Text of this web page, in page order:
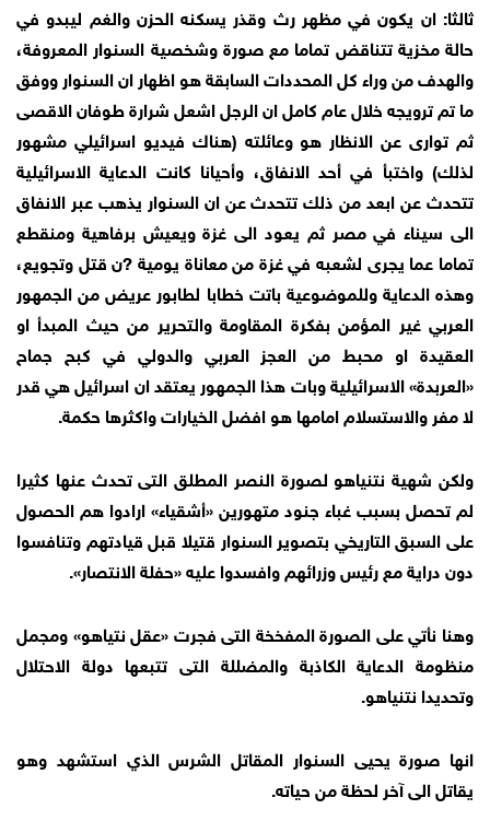
ثالثا: ان يكون في مظهر رث وقذر يسكنه الحزن والغم ليبدو في
حالة مخزية تتناقض تماما مع صورة وشخصية السنوار المعروفة،
والهدف من وراء كل المحددات السابقة هو اظهار ان السنوار ووفق
ما تم ترويجه خلال عام كامل ان الرجل اشعل شرارة طوفان الاقصى
ثم توارى عن الانظار هو وعائلته (هناك فيديو اسرائيلي مشهور
لذلك) واختبأ في أحد الانفاق، وأحيانا كانت الدعاية الاسرائيلية
تتحدث عن ابعد من ذلك تتحدث عن ان السنوار يذهب عبر الانفاق
الى سيناء في مصر ثم يعود الى غزة ويعيش برفاهية ومنقطع
تماما عما يجرى لشعبه في غزة من معاناة يومية ?ن قتل وتجويع،
وهذه الدعاية وللموضوعية باتت خطابا لطابور عريض من الجمهور
العربي غير المؤمن بفكرة المقاومة والتحرير من حيث المبدأ او
العقيدة او محبط من العجز العربي والدولي في كبح جماح
«العربدة» الاسرائيلية وبات هذا الجمهور يعتقد ان اسرائيل هي قدر
لا مفر والاستسلام امامها هو افضل الخيارات واكثرها حكمة.
ولكن شهية نتنياهو لصورة النصر المطلق التى تحدث عنها كثيرا
لم تحصل بسبب غباء جنود متهورين «أشقياء» ارادوا هم الحصول
على السبق التاريخي بتصوير السنوار قتيلا قبل قيادتهم وتنافسوا
دون دراية مع رئيس وزرائهم وافسدوا عليه «حفلة الانتصار».
وهنا نأتي على الصورة المفخخة التى فجرت «عقل نتياهو» ومجمل
منظومة الدعاية الكاذبة والمضللة التى تتبعها دولة الاحتلال
وتحديدا نتنياهو.
انها صورة يحيى السنوار المقاتل الشرس الذي استشهد وهو
يقاتل الى آخر لحظة من حياته.